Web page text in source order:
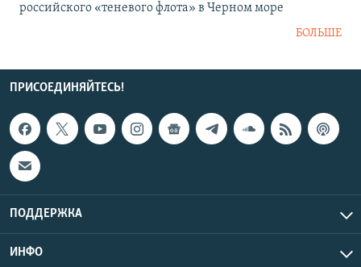
российского «теневого флота» в Черном море
БОЛЬШЕ
ПРИСОЕДИНЯЙТЕСЬ!
ПОДДЕРЖКА
ИНФО